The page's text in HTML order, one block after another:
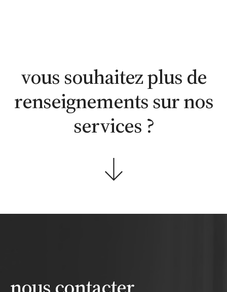
vous souhaitez plus de
renseignements sur nos
services ?